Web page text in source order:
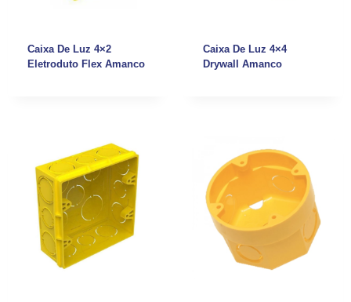
Caixa De Luz 4×2
Eletroduto Flex Amanco
Caixa De Luz 4×4
Drywall Amanco